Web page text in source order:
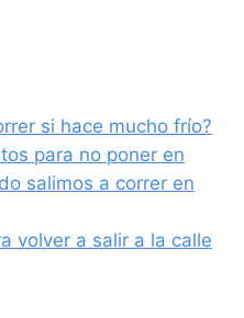
si hace mucho frío?
para no poner en
salimos a correr en
volver a salir a la calle